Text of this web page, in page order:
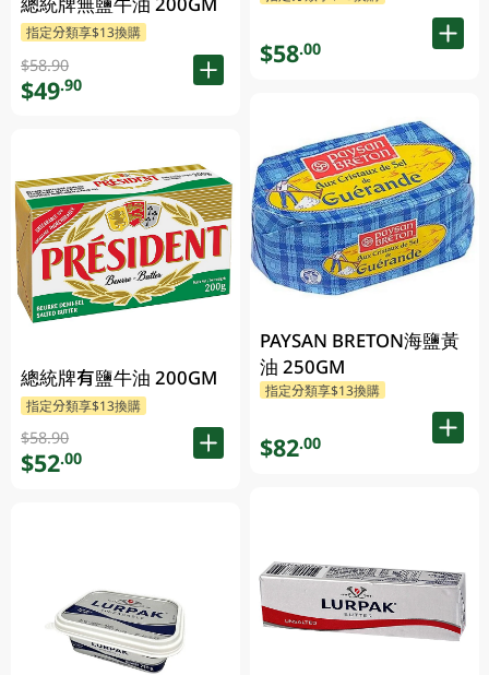
指定分類享$13換購
$58.90
$49.90
總統牌有鹽牛油 200GM
指定分類享$13換購
$58.90
$52.00
$58.00
PAYSAN BRETON海鹽黃
油 250GM
指定分類享$13換購
$82.00